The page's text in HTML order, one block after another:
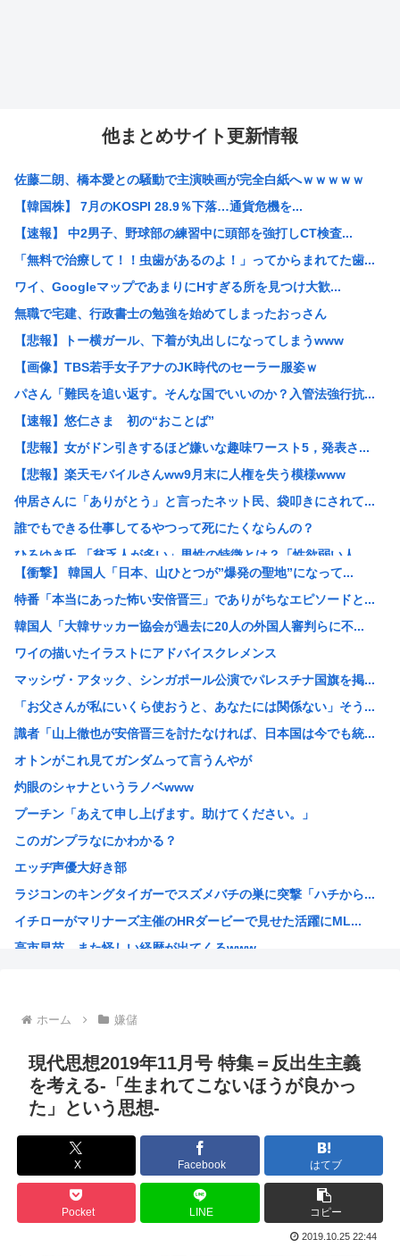
他まとめサイト更新情報
佐藤二朗、橋本愛との騒動で主演映画が完全白紙へｗｗｗｗｗ
【韓国株】 7月のKOSPI 28.9％下落…通貨危機を...
【速報】 中2男子、野球部の練習中に頭部を強打しCT検査...
「無料で治療して！！虫歯があるのよ！」ってからまれてた歯...
ワイ、GoogleマップであまりにΗすぎる所を見つけ大歓...
無職で宅建、行政書士の勉強を始めてしまったおっさん
【悲報】トー横ガール、下着が丸出しになってしまうwww
【画像】TBS若手女子アナのJK時代のセーラー服姿ｗ
パさん「難民を追い返す。そんな国でいいのか？入管法強行抗...
【速報】悠仁さま 初の“おことば”
【悲報】女がドン引きするほど嫌いな趣味ワースト5，発表さ...
【悲報】楽天モバイルさんww9月末に人権を失う模様www
仲居さんに「ありがとう」と言ったネット民、袋叩きにされて...
誰でもできる仕事してるやつって死にたくならんの？
ひろゆき氏 「貧乏人が多い」男性の特徴とは？「性欲弱い人...
【悲報】17歳で無期懲役になった奴のご尊顔、ガチで怖い
【セール】牛丼！松屋の牛めし、豚めし、カレー、うなぎ、と...
【画像】快活CLUB、快活カレーを注文したのに快活カレー...
み い ちゃん枠審判員、大誤審の試合後涙ぐみながら謝罪
39独身女性ってもう人生詰んでんか？
【衝撃映像】インドの暴走族、レベチwww怖すぎる…
これどういうこと？池袋暴走事故の捜査陣営、飯塚幸三受刑者...
【悲報】 中国、橋の欄干が強風一発で粉々に 鉄筋ゼロ 当...
【画像】Hすぎるヒッチハイカー、見つかる
【くら寿司】アイドル「閉店間際、ネタの量バグ」←こんなこ...
【画像】SOD女子社員の休日デート、撮られるｗｗｗ
中国「大洪水！」三峡ダム「9門開放！（全力放流」中国都市...
高市総理「物価上昇を上回る賃上げを日本に定着させる」 →...
38歳格闘家さん「批判覚悟で言います。10代の彼女と結婚...
【衝撃】 韓国人「日本、山ひとつが”爆発の聖地”になって...
特番「本当にあった怖い安倍晋三」でありがちなエピソードと...
韓国人「大韓サッカー協会が過去に20人の外国人審判らに不...
ワイの描いたイラストにアドバイスクレメンス
マッシヴ・アタック、シンガポール公演でパレスチナ国旗を掲...
「お父さんが私にいくら使おうと、あなたには関係ない」そう...
識者「山上徹也が安倍晋三を討たなければ、日本国は今でも統...
オトンがこれ見てガンダムって言うんやが
灼眼のシャナというラノベwww
プーチン「あえて申し上げます。助けてください。」
このガンプラなにかわかる？
エッヂ声優大好き部
ラジコンのキングタイガーでスズメバチの巣に突撃「ハチから...
イチローがマリナーズ主催のHRダービーで見せた活躍にML...
高市早苗、また怪しい経歴が出てくるwww
デスノートの魅上照がめっちゃ好きなんだが
韓国人「最近の日本アニメ業界の勢力図を変えたと言われる作...
靖国神社、自衛官以外の軍服を禁止「コスプレは英霊を侮辱」
エ口漫画描いたんだけどpixivで誰も見ない
AI扱いされた絵師、筆を折る
ダンジョン飯のキャラいい子ばっかりでほんとに癒される
【朗報】 韓国人「Jリーグのこの監督、経歴がおかしい」
さもしい熊本県民「食事、ベッド、エアコン」を政府に切望。
韓国がサッカーの審判を買収したのはガチだった！ 審判を性...
ホーム 嫌儲
現代思想2019年11月号 特集＝反出生主義
を考える-「生まれてこないほうが良かっ
た」という思想-
X Facebook はてブ
Pocket LINE コピー
2019.10.25 22:44